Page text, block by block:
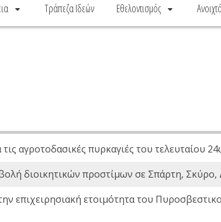
Τράπεζα Ιδεών Εθελοντισμός
αγροτοδασικές πυρκαγιές του
διοικητικών προστίμων σε Σπάρτη,
επιχειρησιακή ετοιμότητα του